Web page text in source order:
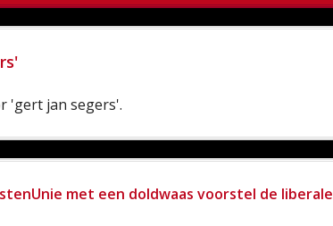
'gert jan segers'.
met een doldwaas voorstel de liberale